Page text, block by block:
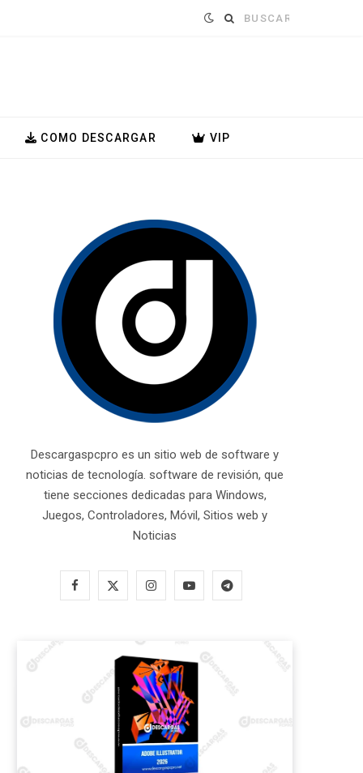
Buscar:
COMO DESCARGAR VIP
Descargaspcpro es un sitio web de software y
noticias de tecnología. software de revisión, que
tiene secciones dedicadas para Windows,
Juegos, Controladores, Móvil, Sitios web y
Noticias
F
b
o
i
t
I
t
a
g
r
Y
u
e
T